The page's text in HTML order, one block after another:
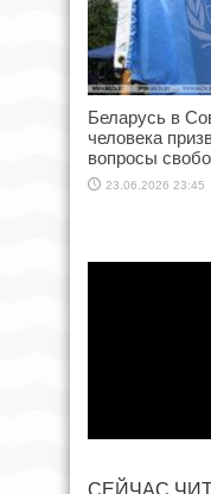
Беларусь в
человека
вопросы
23.06.2026 23:45
СЕЙЧАС